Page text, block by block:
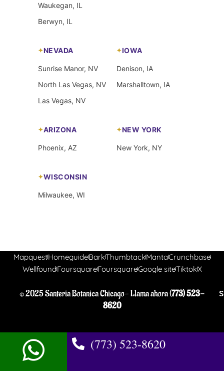
Waukegan, IL
Berwyn, IL
NEVADA
Sunrise Manor, NV
North Las Vegas, NV
Las Vegas, NV
IOWA
Denison, IA
Marshalltown, IA
ARIZONA
Phoenix, AZ
NEW YORK
New York, NY
WISCONSIN
Milwaukee, WI
MapquestHomeguideBarkThumbtackMantaCrunchbase
WellfoundFoursquareFoursquareGoogle siteTiktokX
© 2025 Santeria Botanica Chicago- Llama ahora (773) 523-
8620
(773) 523-8620